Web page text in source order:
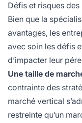
Défis et risques
Bien que la
avantages, les
avec soin les défis
d’impacter leur
Une taille de
contrainte des
marché vertical
restreinte qu’un